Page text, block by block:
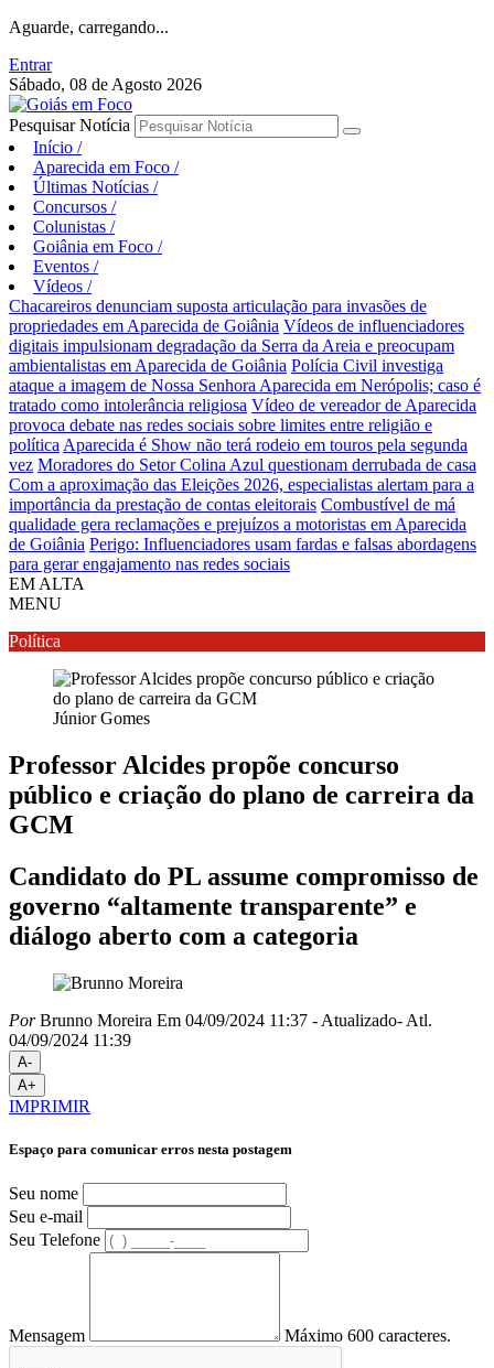
Aguarde, carregando...
Entrar
Sábado, 08 de Agosto 2026
Pesquisar Notícia
Início /
Aparecida em Foco /
Últimas Notícias /
Concursos /
Colunistas /
Goiânia em Foco /
Eventos /
Vídeos /
Chacareiros denunciam suposta articulação para invasões de
propriedades em Aparecida de Goiânia Vídeos de influenciadores
digitais impulsionam degradação da Serra da Areia e preocupam
ambientalistas em Aparecida de Goiânia Polícia Civil investiga
ataque a imagem de Nossa Senhora Aparecida em Nerópolis; caso é
tratado como intolerância religiosa Vídeo de vereador de Aparecida
provoca debate nas redes sociais sobre limites entre religião e
política Aparecida é Show não terá rodeio em touros pela segunda
vez Moradores do Setor Colina Azul questionam derrubada de casa
Com a aproximação das Eleições 2026, especialistas alertam para a
importância da prestação de contas eleitorais Combustível de má
qualidade gera reclamações e prejuízos a motoristas em Aparecida
de Goiânia Perigo: Influenciadores usam fardas e falsas abordagens
para gerar engajamento nas redes sociais
EM ALTA
MENU
Política
Júnior Gomes
Professor Alcides propõe concurso
público e criação do plano de carreira da
GCM
Candidato do PL assume compromisso de
governo “altamente transparente” e
diálogo aberto com a categoria
PorBrunno Moreira Em 04/09/2024 11:37 - Atualizado- Atl.
04/09/2024 11:39
A-
A+
IMPRIMIR
Espaço para comunicar erros nesta postagem
Seu nome
Seu e-mail
Seu Telefone
Mensagem Máximo 600 caracteres.